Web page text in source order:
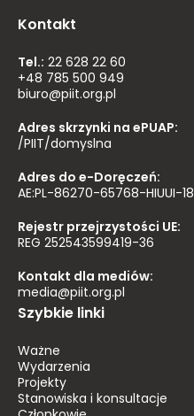
Kontakt
Tel.: 22 628 22 60
+48 785 500 949
biuro@piit.org.pl
Adres skrzynki na ePUAP:
/PIIT/domyslna
Adres do e-Doręczeń:
AE:PL-86270-65768-HIUUI-18
Rejestr przejrzystości UE:
REG 252543599419-36
Kontakt dla mediów:
media@piit.org.pl
Szybkie linki
Ważne
Wydarzenia
Projekty
Stanowiska i konsultacje